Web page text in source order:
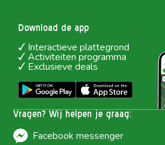
Vragen? Wij helpen je graag:
Facebook messenger
Download de app
Interactieve plattegrond
Activiteiten programma
Exclusieve deals